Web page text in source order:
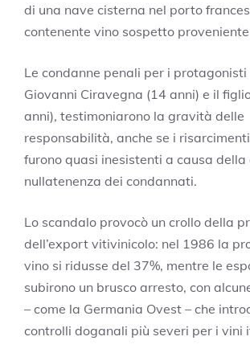
di una nave cisterna nel porto
contenente vino sospetto
Le condanne penali per i
Giovanni Ciravegna (14 anni) e il
anni), testimoniarono la gravità delle
responsabilità, anche se i
furono quasi inesistenti a causa
nullatenenza dei condannati.
Lo scandalo provocò un crollo della
dell’export vitivinicolo: nel 1986 la
vino si ridusse del 37%, mentre le
subirono un brusco arresto, con
– come la Germania Ovest – che
controlli doganali più severi per i vini